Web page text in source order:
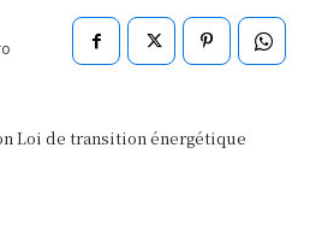
Loi de transition énergétique